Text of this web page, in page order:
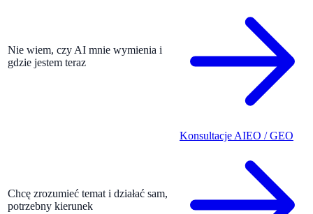
Nie wiem, czy AI mnie wymienia i
gdzie jestem teraz
Chcę zrozumieć temat i działać sam,
potrzebny kierunek
Konsultacje AIEO / GEO